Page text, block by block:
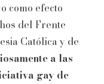
como efecto
del Frente
Católica y de
a las
gay de